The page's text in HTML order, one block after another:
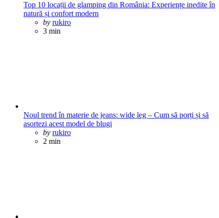
Top 10 locații de glamping din România: Experiențe inedite în
natură și confort modern
Posted
by rukiro
3 min
Noul trend în materie de jeans: wide leg – Cum să porți și să
asortezi acest model de blugi
Posted
by rukiro
2 min